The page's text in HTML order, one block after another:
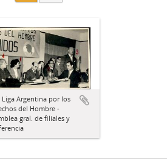
Liga Argentina por los
del Hombre -
gral. de filiales y